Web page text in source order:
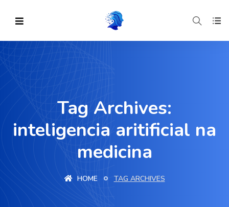
Tag Archives:
inteligencia aritificial na
medicina
HOME TAG ARCHIVES